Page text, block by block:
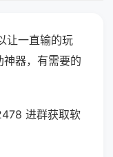
让一直输的玩
神器，有需要的
进群获取软